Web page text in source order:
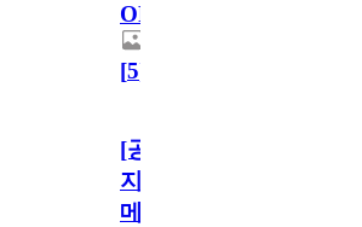
OPEN!
[5]
[공
지]
메